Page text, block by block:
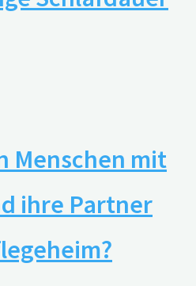
Menschen mit
ihre Partner